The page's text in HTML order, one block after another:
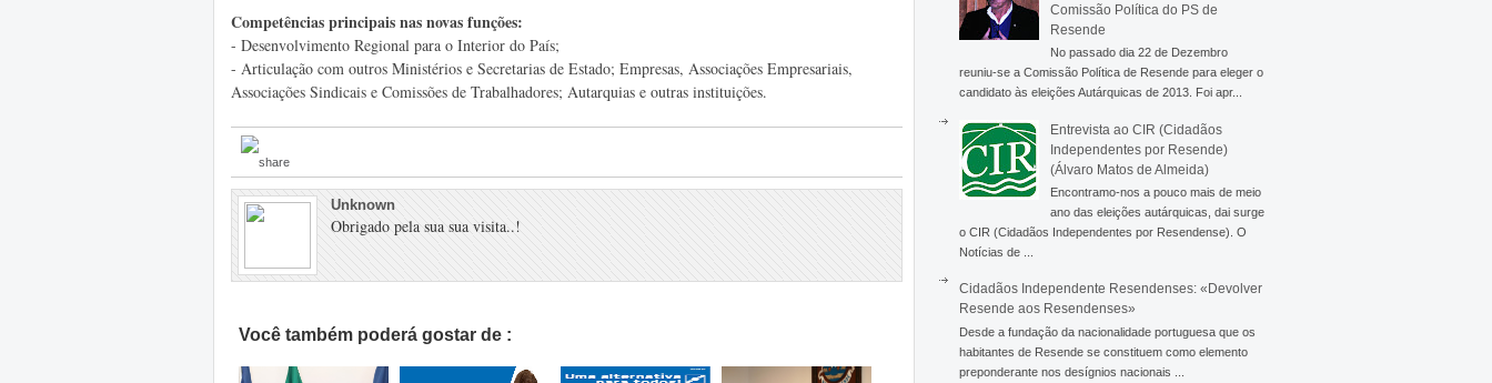
Competências principais nas novas funções:
- Desenvolvimento Regional para o Interior do País;
- Articulação com outros Ministérios e Secretarias de Estado; Empresas, Associações Empresariais,
Associações Sindicais e Comissões de Trabalhadores; Autarquias e outras instituições.
Unknown
Obrigado pela sua sua visita..!
Você também poderá gostar de :
Comissão Política do PS de
Resende
No passado dia 22 de Dezembro
reuniu-se a Comissão Política de Resende para eleger o
candidato às eleições Autárquicas de 2013. Foi apr...
Entrevista ao CIR (Cidadãos
Independentes por Resende)
(Álvaro Matos de Almeida)
Encontramo-nos a pouco mais de meio
ano das eleições autárquicas, dai surge
o CIR (Cidadãos Independentes por Resendense). O
Notícias de ...
Cidadãos Independente Resendenses: «Devolver
Resende aos Resendenses»
Desde a fundação da nacionalidade portuguesa que os
habitantes de Resende se constituem como elemento
preponderante nos desígnios nacionais ...